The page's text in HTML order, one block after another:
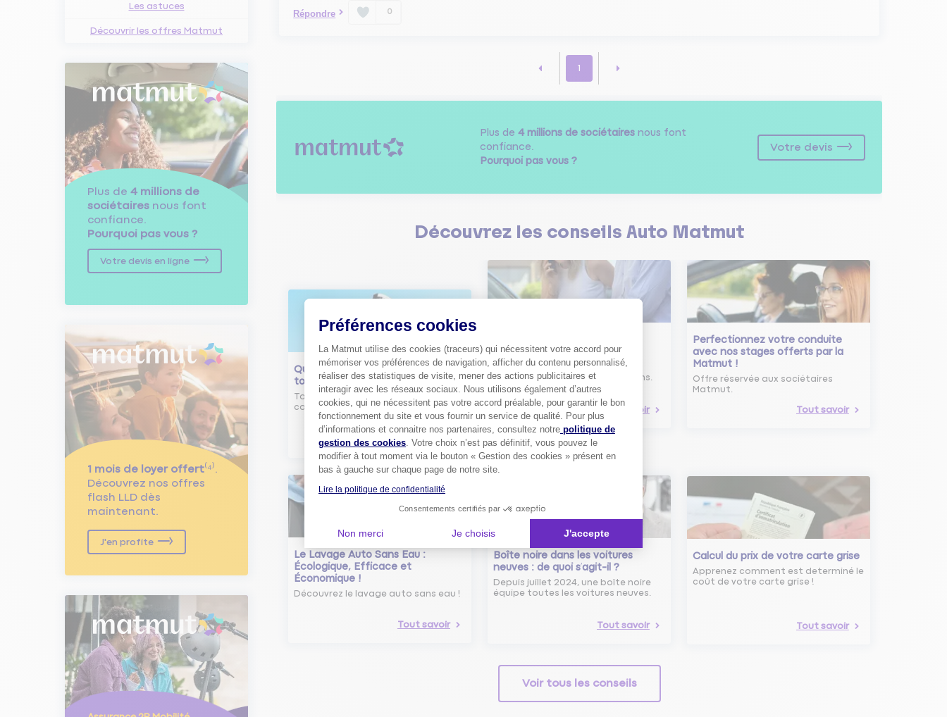
Les astuces
Découvrir les offres Matmut
Plus de 4 millions de
sociétaires nous font
confiance.
Pourquoi pas vous ?
Votre devis en ligne
1 mois de loyer offert⁽⁴⁾.
Découvrez nos offres
flash LLD dès
maintenant.
J'en profite
Répondre 0
1
Plus de 4 millions de sociétairesnous font
confiance.
Pourquoi pas vous ?
Votre devis
Découvrez les conseils Auto Matmut
Qu'est-ce que le nouveau radar
tourelle ?
Tout savoir sur le radar tourelle et
comment éviter les infractions.
Tout savoir
assurance auto ?
Conseils pour choisir la meilleure
assurance auto selon vos besoins.
Tout savoir
Perfectionnez votre conduite
avec nos stages offerts par la
Matmut !
Offre réservée aux sociétaires
Matmut.
Tout savoir
Le Lavage Auto Sans Eau :
Écologique, Efficace et
Économique !
Découvrez le lavage auto sans eau !
Tout savoir
Boîte noire dans les voitures
neuves : de quoi s’agit-il ?
Depuis juillet 2024, une boîte noire
équipe toutes les voitures neuves.
Tout savoir
Calcul du prix de votre carte grise
Apprenez comment est determiné le
coût de votre carte grise !
Tout savoir
Voir tous les conseils
Préférences cookies
La Matmut utilise des cookies (traceurs) qui nécessitent votre accord pour
mémoriser vos préférences de navigation, afficher du contenu personnalisé,
réaliser des statistiques de visite, mener des actions publicitaires et
interagir avec les réseaux sociaux. Nous utilisons également d’autres
cookies, qui ne nécessitent pas votre accord préalable, pour garantir le bon
fonctionnement du site et vous fournir un service de qualité. Pour plus
d’informations et connaitre nos partenaires, consultez notre politique de
gestion des cookies . Votre choix n’est pas définitif, vous pouvez le
modifier à tout moment via le bouton « Gestion des cookies » présent en
bas à gauche sur chaque page de notre site.
Lire la politique de confidentialité
Consentements certifiés par
Non merci Je choisis J'accepte
Axeptio consent